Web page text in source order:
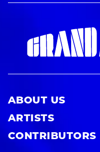
ABOUT US
ARTISTS
CONTRIBUTORS